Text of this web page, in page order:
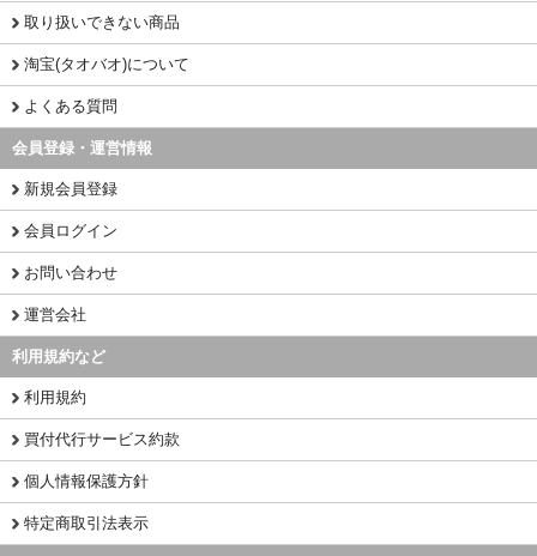
取り扱いできない商品
淘宝(タオバオ)について
よくある質問
会員登録・運営情報
新規会員登録
会員ログイン
お問い合わせ
運営会社
利用規約など
利用規約
買付代行サービス約款
個人情報保護方針
特定商取引法表示